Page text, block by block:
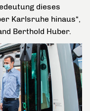
dieses
Karlsruhe hinaus“,
Berthold Huber.